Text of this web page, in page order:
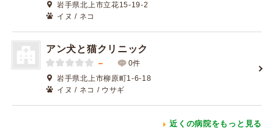
岩手県北上市立花15-19-2
イヌ / ネコ
アン犬と猫クリニック
－
0件
岩手県北上市柳原町1-6-18
イヌ / ネコ / ウサギ
近くの病院をもっと見る